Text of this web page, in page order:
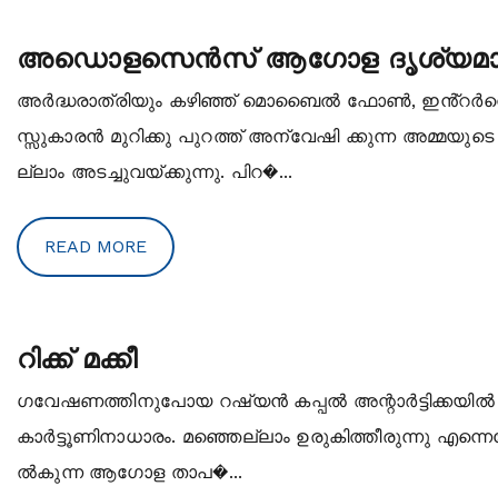
അഡൊളസെൻസ് ആഗോള
അർദ്ധരാത്രിയും കഴിഞ്ഞ് മൊബൈൽ ഫോൺ,
സ്സുകാരൻ മുറിക്കു പുറത്ത് അന്വേഷി ക്കുന്ന അമ്മയുടെ
ല്ലാം അടച്ചുവയ്ക്കുന്നു. പിറ�...
READ MORE
റിക്ക് മക്കീ
ഗവേഷണത്തിനുപോയ റഷ്യന്‍ കപ്പല്‍
കാര്‍ട്ടൂണിനാധാരം. മഞ്ഞെല്ലാം ഉരുകിത്തീരുന്നു
ല്‍കുന്ന ആഗോള താപ�...